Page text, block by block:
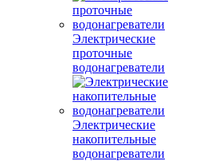
Электрические
проточные
водонагреватели
Электрические
накопительные
водонагреватели